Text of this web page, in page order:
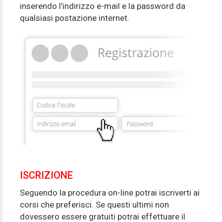
inserendo l’indirizzo e-mail e la password da
qualsiasi postazione internet.
ISCRIZIONE
Seguendo la procedura on-line potrai iscriverti ai
corsi che preferisci. Se questi ultimi non
dovessero essere gratuiti potrai effettuare il